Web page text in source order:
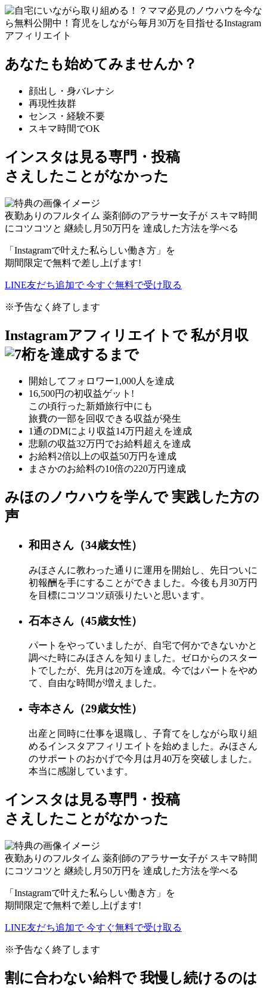
あなたも始めてみませんか？
顔出し・身バレナシ
再現性抜群
センス・経験不要
スキマ時間でOK
インスタは見る専門・投稿
さえしたことがなかった
夜勤ありのフルタイム 薬剤師のアラサー女子が スキマ時間
にコツコツと 継続し 月 50万円 を 達成した方法を学べる
「Instagramで叶えた私らしい働き方」を
期間限定で無料で差し上げます!
LINE友だち追加で 今すぐ無料で受け取る
※予告なく終了します
Instagramアフィリエイトで 私が月収
桁を達成するまで
開始してフォロワー1,000人を達成
16,500円の初収益ゲット!
この頃行った新婚旅行中にも
旅費の一部を回収できる収益が発生
1通のDMにより収益14万円超え を達成
悲願の収益32万円でお給料超え を達成
お給料2倍以上の収益50万円 を達成
まさかのお給料の10倍の220万円達成
みほのノウハウを学んで 実践した方の
声
和田さん（34歳女性）
みほさんに教わった通りに運用を開始し、先日ついに
初報酬を手にすることができました。 今後も 月30万円
を目標にコツコツ頑張りたいと思います。
石本さん（45歳女性）
パートをやっていましたが、自宅で何かできないかと
調べた時にみほさんを知りました。 ゼロからのスター
トでしたが、先月は20万を達成。 今ではパートをやめ
て、自由な時間が増えました。
寺本さん（29歳女性）
出産と同時に仕事を退職し、子育てをしながら取り組
めるインスタアフィリエイトを始めました。 みほさん
のサポートのおかげで今月は月40万を突破 しました。
本当に感謝しています。
インスタは見る専門・投稿
さえしたことがなかった
夜勤ありのフルタイム 薬剤師のアラサー女子が スキマ時間
にコツコツと 継続し 月 50万円 を 達成した方法を学べる
「Instagramで叶えた私らしい働き方」を
期間限定で無料で差し上げます!
LINE友だち追加で 今すぐ無料で受け取る
※予告なく終了します
割に合わない給料で 我慢し続けるのは